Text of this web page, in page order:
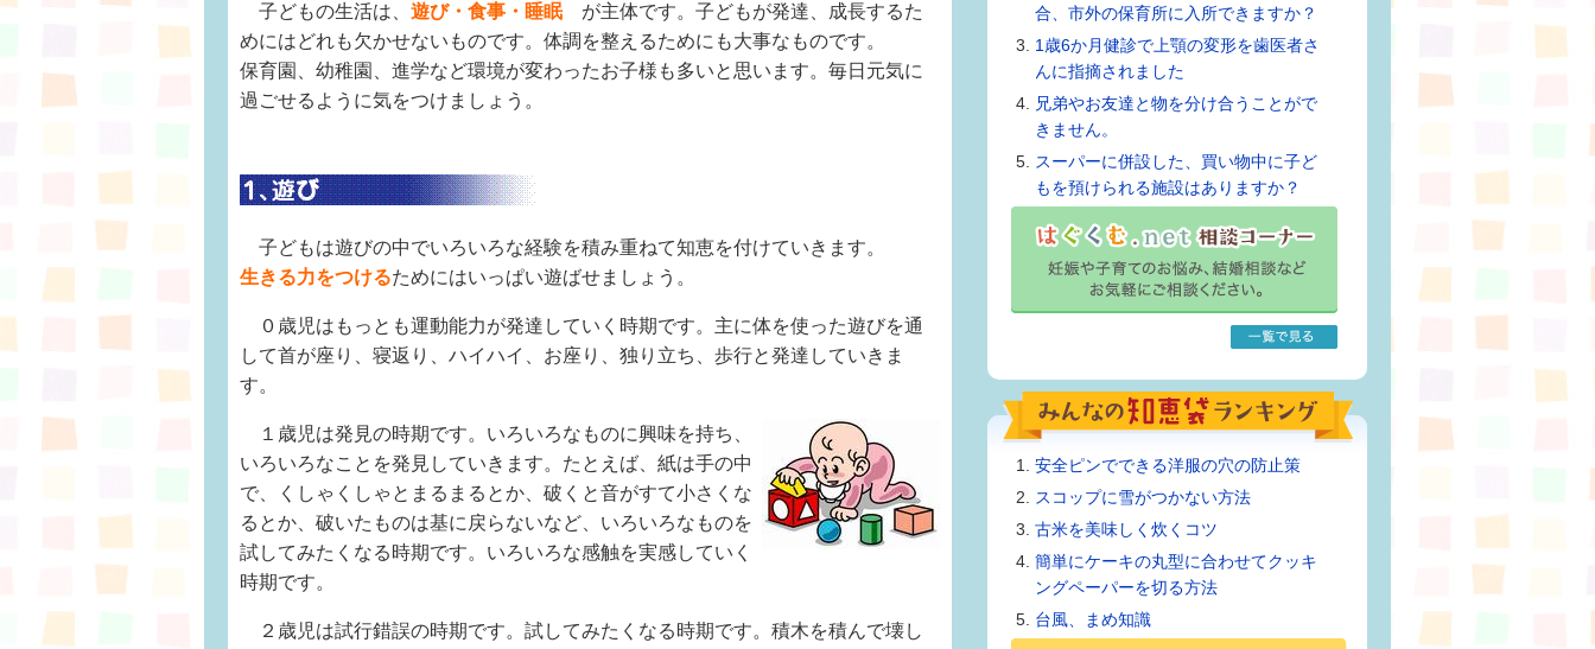
子どもの生活は、 遊び・食事・睡眠が主体です。子どもが発達、成長するた
めにはどれも欠かせないものです。体調を整えるためにも大事なものです。
保育園、幼稚園、進学など環境が変わったお子様も多いと思います。毎日元気に
過ごせるように気をつけましょう。
子どもは遊びの中でいろいろな経験を積み重ねて知恵を付けていきます。
生きる力をつけるためにはいっぱい遊ばせましょう。
０歳児はもっとも運動能力が発達していく時期です。主に体を使った遊びを通
して首が座り、寝返り、ハイハイ、お座り、独り立ち、歩行と発達していきま
す。
１歳児は発見の時期です。いろいろなものに興味を持ち、
いろいろなことを発見していきます。たとえば、紙は手の中
で、くしゃくしゃとまるまるとか、破くと音がすて小さくな
るとか、破いたものは基に戻らないなど、いろいろなものを
試してみたくなる時期です。いろいろな感触を実感していく
時期です。
２歳児は試行錯誤の時期です。試してみたくなる時期です。積木を積んで壊し
合、市外の保育所に入所できますか？
1歳6か月健診で上顎の変形を歯医者さ
んに指摘されました
兄弟やお友達と物を分け合うことがで
きません。
スーパーに併設した、買い物中に子ど
もを預けられる施設はありますか？
安全ピンでできる洋服の穴の防止策
スコップに雪がつかない方法
古米を美味しく炊くコツ
簡単にケーキの丸型に合わせてクッキ
ングペーパーを切る方法
台風、まめ知識